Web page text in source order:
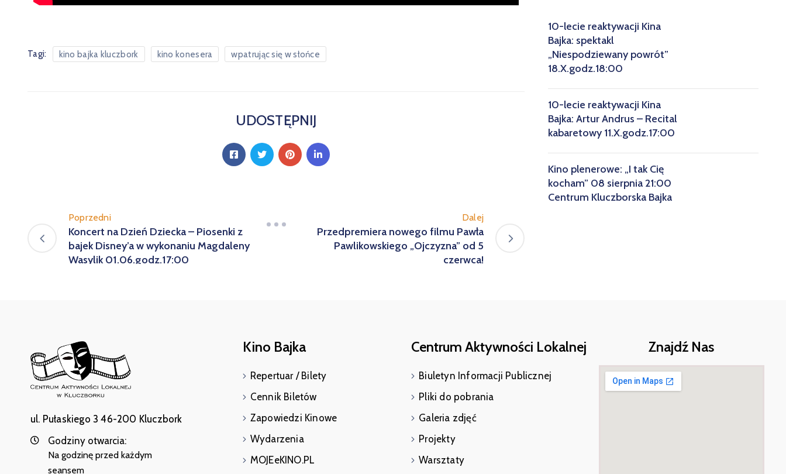
Tagi: kino bajka kluczbork kino konesera wpatrując się w słońce
UDOSTĘPNIJ
Poprzedni
Koncert na Dzień Dziecka – Piosenki z
bajek Disney’a w wykonaniu Magdaleny
Wasylik 01.06.godz.17:00
Dalej
Przedpremiera nowego filmu Pawła
Pawlikowskiego „Ojczyzna” od 5
czerwca!
10-lecie reaktywacji Kina
Bajka: spektakl
„Niespodziewany powrót”
18.X.godz.18:00
10-lecie reaktywacji Kina
Bajka: Artur Andrus – Recital
kabaretowy 11.X.godz.17:00
Kino plenerowe: „I tak Cię
kocham” 08 sierpnia 21:00
Centrum Kluczborska Bajka
ul. Pułaskiego 3 46-200 Kluczbork
Godziny otwarcia:
Na godzinę przed każdym
seansem
Kino Bajka
Repertuar / Bilety
Cennik Biletów
Zapowiedzi Kinowe
Wydarzenia
MOJEeKINO.PL
Centrum Aktywności Lokalnej
Biuletyn Informacji Publicznej
Pliki do pobrania
Galeria zdjęć
Projekty
Warsztaty
Znajdź Nas